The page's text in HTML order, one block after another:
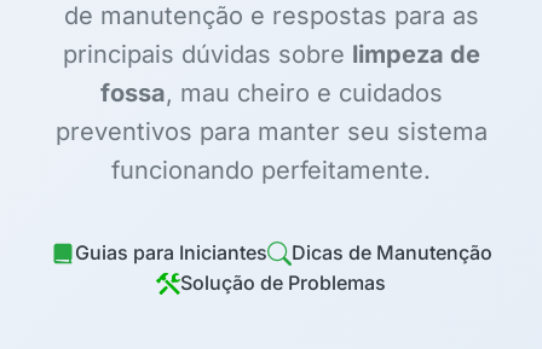
de manutenção e respostas para as
principais dúvidas sobre limpeza de
fossa, mau cheiro e cuidados
preventivos para manter seu sistema
funcionando perfeitamente.
Guias para Iniciantes
Dicas de Manutenção
Solução de Problemas